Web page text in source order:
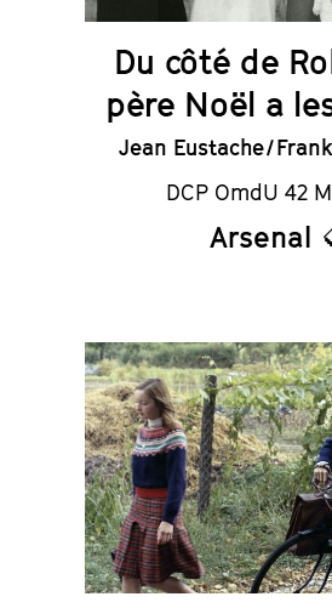
Du côté de
père Noël a
Jean Eustache /
DCP OmdU 42
Arsenal